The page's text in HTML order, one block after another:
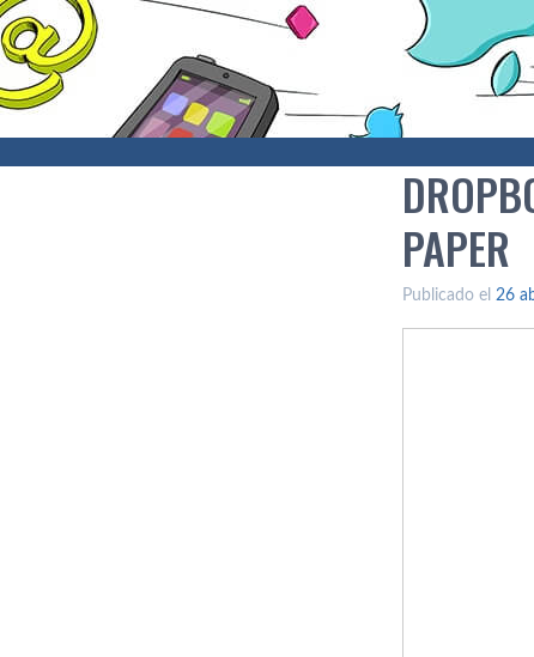
PAPER
Publicado el 26